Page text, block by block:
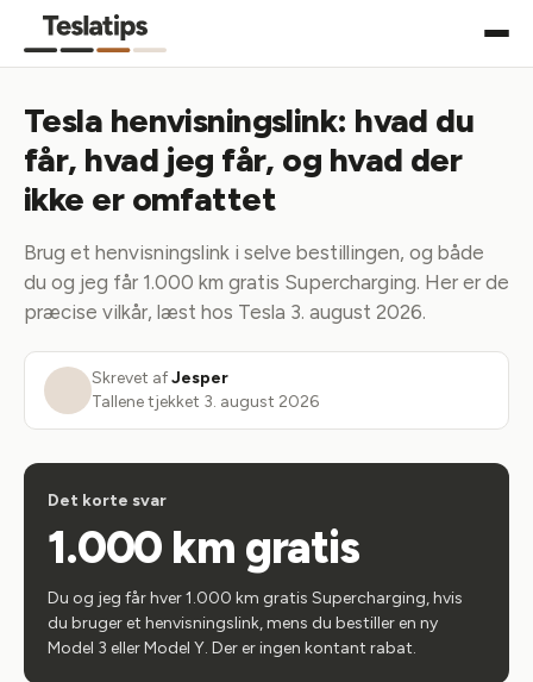
Tesla henvisningslink: hvad du
får, hvad jeg får, og hvad der
ikke er omfattet
Brug et henvisningslink i selve bestillingen, og både
du og jeg får 1.000 km gratis Supercharging. Her er de
præcise vilkår, læst hos Tesla 3. august 2026.
Skrevet afJesper
Tallene tjekket 3. august 2026
Det korte svar
1.000 km gratis
Du og jeg får hver 1.000 km gratis Supercharging, hvis
du bruger et henvisningslink, mens du bestiller en ny
Model 3 eller Model Y. Der er ingen kontant rabat.